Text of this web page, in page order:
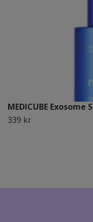
MEDICUBE
339 kr